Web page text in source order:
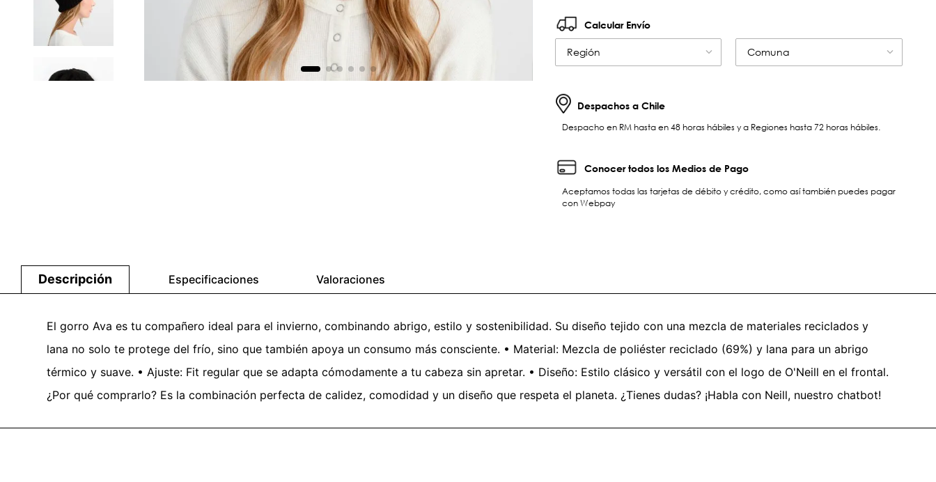
Calcular Envío
Región Comuna
Despachos a Chile
Despacho en RM hasta en 48 horas hábiles y a Regiones hasta 72 horas hábiles.
Conocer todos los Medios de Pago
Aceptamos todas las tarjetas de débito y crédito, como así también puedes pagar
con Webpay
Descripción Especificaciones Valoraciones
El gorro Ava es tu compañero ideal para el invierno, combinando abrigo, estilo y sostenibilidad. Su diseño tejido con una mezcla de materiales reciclados y
lana no solo te protege del frío, sino que también apoya un consumo más consciente. • Material: Mezcla de poliéster reciclado (69%) y lana para un abrigo
térmico y suave. • Ajuste: Fit regular que se adapta cómodamente a tu cabeza sin apretar. • Diseño: Estilo clásico y versátil con el logo de O'Neill en el frontal.
¿Por qué comprarlo? Es la combinación perfecta de calidez, comodidad y un diseño que respeta el planeta. ¿Tienes dudas? ¡Habla con Neill, nuestro chatbot!